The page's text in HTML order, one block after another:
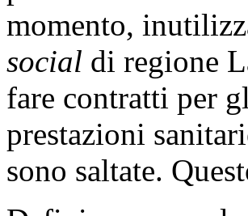
momento,
social di regione
fare contratti per
prestazioni
sono saltate.